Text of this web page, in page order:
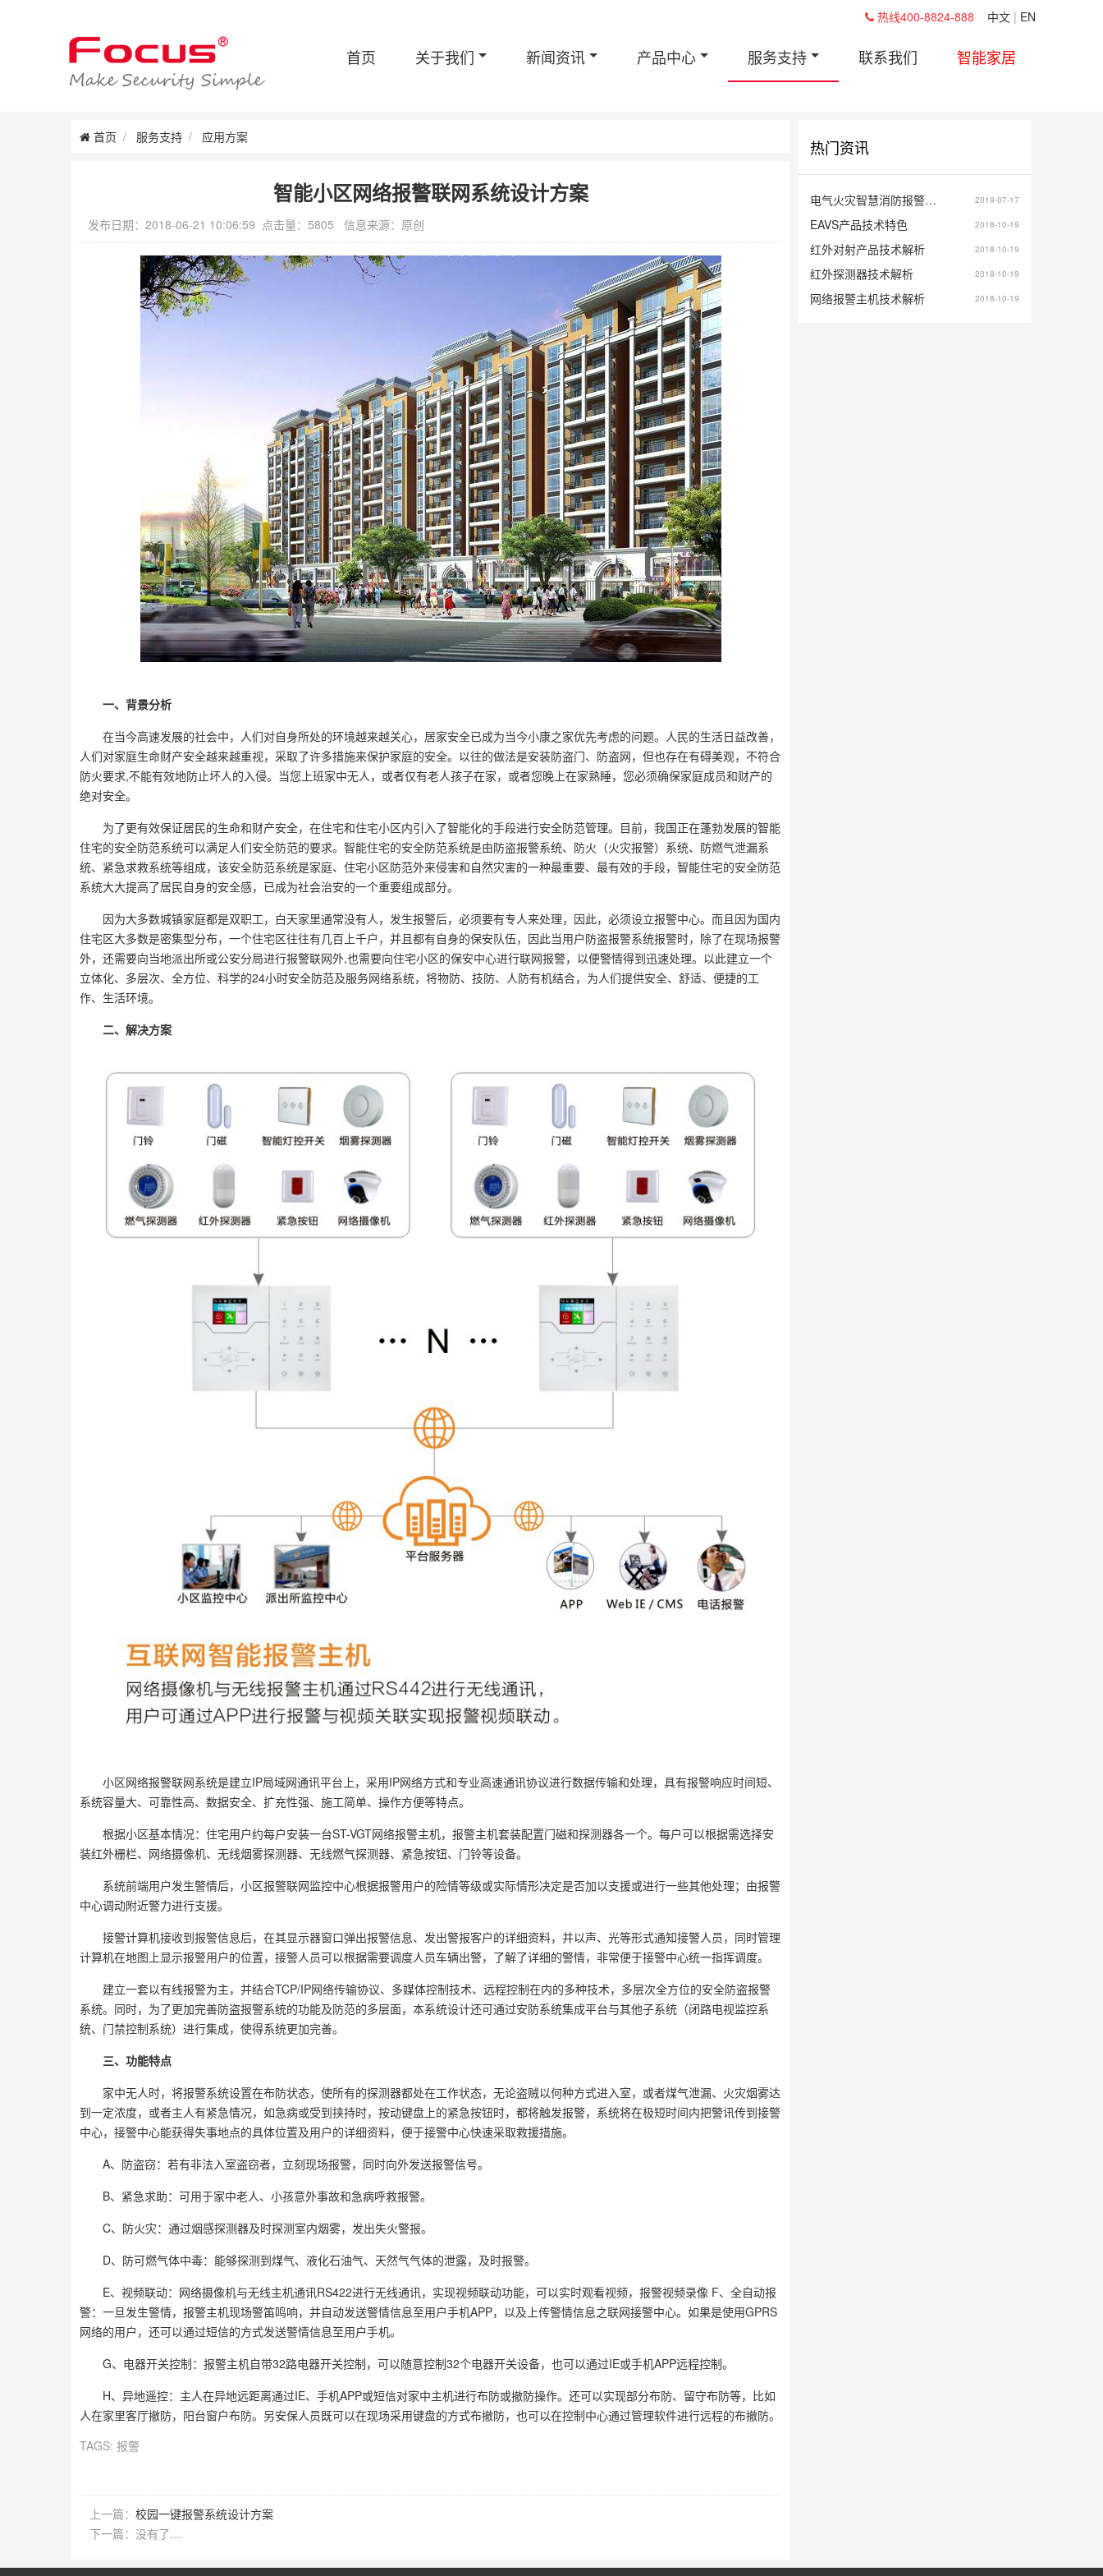
中文 | EN
热线400-8824-888
首页 关于我们 新闻资讯 产品中心 服务支持 联系我们 智能家居
首页 服务支持 应用方案
智能小区网络报警联网系统设计方案
发布日期：2018-06-21 10:06:59 点击量：5805 信息来源：原创
一、背景分析
在当今高速发展的社会中，人们对自身所处的环境越来越关心，居家安全已成为当今小康之家优先考虑的问题。人民的生活日益改善，
人们对家庭生命财产安全越来越重视，采取了许多措施来保护家庭的安全。以往的做法是安装防盗门、防盗网，但也存在有碍美观，不符合
防火要求,不能有效地防止坏人的入侵。当您上班家中无人，或者仅有老人孩子在家，或者您晚上在家熟睡，您必须确保家庭成员和财产的
绝对安全。
为了更有效保证居民的生命和财产安全，在住宅和住宅小区内引入了智能化的手段进行安全防范管理。目前，我国正在蓬勃发展的智能
住宅的安全防范系统可以满足人们安全防范的要求。智能住宅的安全防范系统是由防盗报警系统、防火（火灾报警）系统、防燃气泄漏系
统、紧急求救系统等组成，该安全防范系统是家庭、住宅小区防范外来侵害和自然灾害的一种最重要、最有效的手段，智能住宅的安全防范
系统大大提高了居民自身的安全感，已成为社会治安的一个重要组成部分。
因为大多数城镇家庭都是双职工，白天家里通常没有人，发生报警后，必须要有专人来处理，因此，必须设立报警中心。而且因为国内
住宅区大多数是密集型分布，一个住宅区往往有几百上千户，并且都有自身的保安队伍，因此当用户防盗报警系统报警时，除了在现场报警
外，还需要向当地派出所或公安分局进行报警联网外,也需要向住宅小区的保安中心进行联网报警，以便警情得到迅速处理。以此建立一个
立体化、多层次、全方位、科学的24小时安全防范及服务网络系统，将物防、技防、人防有机结合，为人们提供安全、舒适、便捷的工
作、生活环境。
二、解决方案
小区网络报警联网系统是建立IP局域网通讯平台上，采用IP网络方式和专业高速通讯协议进行数据传输和处理，具有报警响应时间短、
系统容量大、可靠性高、数据安全、扩充性强、施工简单、操作方便等特点。
根据小区基本情况：住宅用户约每户安装一台ST-VGT网络报警主机，报警主机套装配置门磁和探测器各一个。每户可以根据需选择安
装红外栅栏、网络摄像机、无线烟雾探测器、无线燃气探测器、紧急按钮、门铃等设备。
系统前端用户发生警情后，小区报警联网监控中心根据报警用户的险情等级或实际情形决定是否加以支援或进行一些其他处理；由报警
中心调动附近警力进行支援。
接警计算机接收到报警信息后，在其显示器窗口弹出报警信息、发出警报客户的详细资料，并以声、光等形式通知接警人员，同时管理
计算机在地图上显示报警用户的位置，接警人员可以根据需要调度人员车辆出警，了解了详细的警情，非常便于接警中心统一指挥调度。
建立一套以有线报警为主，并结合TCP/IP网络传输协议、多媒体控制技术、远程控制在内的多种技术，多层次全方位的安全防盗报警
系统。同时，为了更加完善防盗报警系统的功能及防范的多层面，本系统设计还可通过安防系统集成平台与其他子系统（闭路电视监控系
统、门禁控制系统）进行集成，使得系统更加完善。
三、功能特点
家中无人时，将报警系统设置在布防状态，使所有的探测器都处在工作状态，无论盗贼以何种方式进入室，或者煤气泄漏、火灾烟雾达
到一定浓度，或者主人有紧急情况，如急病或受到挟持时，按动键盘上的紧急按钮时，都将触发报警，系统将在极短时间内把警讯传到接警
中心，接警中心能获得失事地点的具体位置及用户的详细资料，便于接警中心快速采取救援措施。
A、防盗窃：若有非法入室盗窃者，立刻现场报警，同时向外发送报警信号。
B、紧急求助：可用于家中老人、小孩意外事故和急病呼救报警。
C、防火灾：通过烟感探测器及时探测室内烟雾，发出失火警报。
D、防可燃气体中毒：能够探测到煤气、液化石油气、天然气气体的泄露，及时报警。
E、视频联动：网络摄像机与无线主机通讯RS422进行无线通讯，实现视频联动功能，可以实时观看视频，报警视频录像 F、全自动报
警：一旦发生警情，报警主机现场警笛鸣响，并自动发送警情信息至用户手机APP，以及上传警情信息之联网接警中心。如果是使用GPRS
网络的用户，还可以通过短信的方式发送警情信息至用户手机。
G、电器开关控制：报警主机自带32路电器开关控制，可以随意控制32个电器开关设备，也可以通过IE或手机APP远程控制。
H、异地遥控：主人在异地远距离通过IE、手机APP或短信对家中主机进行布防或撤防操作。还可以实现部分布防、留守布防等，比如
人在家里客厅撤防，阳台窗户布防。另安保人员既可以在现场采用键盘的方式布撤防，也可以在控制中心通过管理软件进行远程的布撤防。
TAGS: 报警
上一篇： 校园一键报警系统设计方案
下一篇：没有了....
热门资讯
电气火灾智慧消防报警… 2019-07-17
EAVS产品技术特色 2018-10-19
红外对射产品技术解析 2018-10-19
红外探测器技术解析 2018-10-19
网络报警主机技术解析 2018-10-19